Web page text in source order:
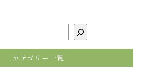
カテゴリー一覧